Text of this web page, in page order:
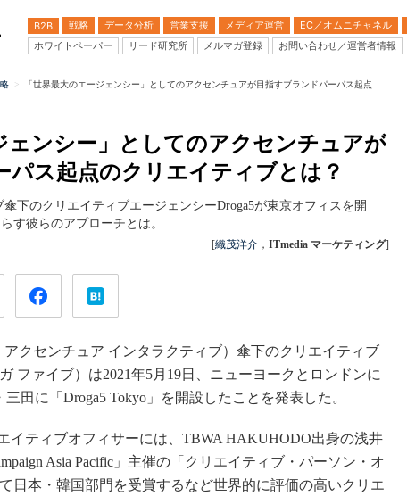
B2B 戦略 データ分析 営業支援 メディア運営 EC／オムニチャネル
ホワイトペーパー
リード研究所 メルマガ登録 お問い合わせ／運営者情報
「世界最大のエージェンシー」としてのアクセンチュアが目指すブランドパーパス起点...
ェンシー」としてのアクセンチュアが
パス起点のクリエイティブとは？
下のクリエイティブエージェンシーDroga5が東京オフィスを開
す彼らのアプローチとは。
[織茂洋介 ， ITmedia マーケティング]
アクセンチュア インタラクティブ）傘下のクリエイティブ
ファイブ）は2021年5月19日、ニューヨークとロンドンに
田に「Droga5 Tokyo」を開設したことを発表した。
イティブオフィサーには、TBWA HAKUHODO出身の浅井
Asia Pacific」主催の「クリエイティブ・パーソン・オ
日本・韓国部門を受賞するなど世界的に評価の高いクリエ